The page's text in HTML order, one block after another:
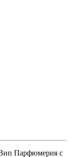
Парфюмерия с